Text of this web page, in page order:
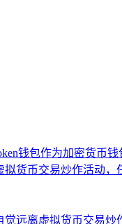
钱包作为加密货币
货币交易炒作活动
远离虚拟货币交易